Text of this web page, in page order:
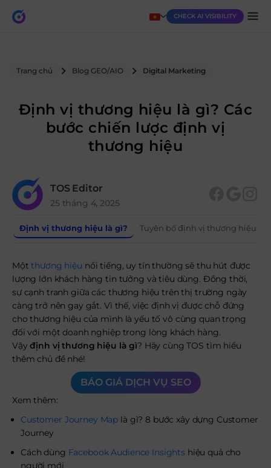
CHECK AI VISIBILITY
Trang chủ Blog GEO/AIO Digital Marketing
Định vị thương hiệu là gì? Các
bước chiến lược định vị
thương hiệu
TOS Editor
25 tháng 4, 2025
Định vị thương hiệu là gì? Tuyên bố định vị thương hiệu
Mộtthương hiệu nổi tiếng, uy tín thường sẽ thu hút được
lượng lớn khách hàng tin tưởng và tiêu dùng. Đồng thời,
sự cạnh tranh giữa các thương hiệu trên thị trường ngày
càng trở nên gay gắt. Vì thế, việc định vị được chỗ đứng
cho thương hiệu của mình là yếu tố vô cùng quan trọng
đối với một doanh nghiệp trong lòng khách hàng.
Vậyđịnh vị thương hiệu là gì? Hãy cùng TOS tìm hiểu
thêm chủ đề nhé!
BÁO GIÁ DỊCH VỤ SEO
Xem thêm:
Customer Journey Map là gì? 8 bước xây dựng Customer
Journey
Cách dùng Facebook Audience Insights hiệu quả cho
người mới